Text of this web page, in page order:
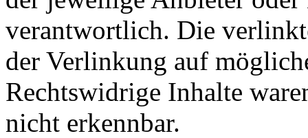
verantwortlich. Die
der Verlinkung auf
Rechtswidrige Inhalte
nicht erkennbar.